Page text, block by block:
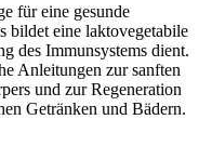
für eine gesunde
bildet eine laktovegetabile
des Immunsystems dient.
Anleitungen zur sanften
und zur Regeneration
Getränken und Bädern.